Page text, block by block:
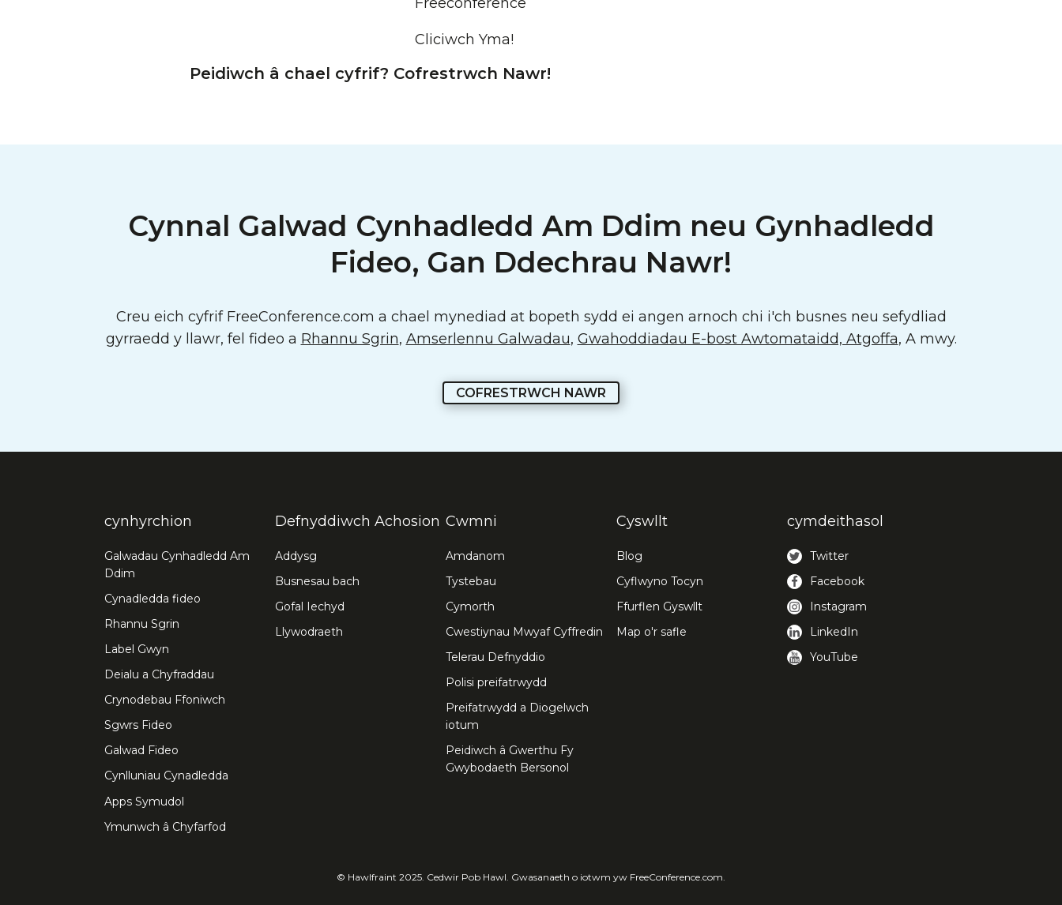
Cliciwch Yma!
Peidiwch â chael cyfrif? Cofrestrwch Nawr!
Cynnal Galwad Cynhadledd Am Ddim neu Gynhadledd
Fideo, Gan Ddechrau Nawr!
Creu eich cyfrif FreeConference.com a chael mynediad at bopeth sydd ei angen arnoch chi i'ch busnes neu sefydliad
gyrraedd y llawr, fel fideo a Rhannu Sgrin, Amserlennu Galwadau, Gwahoddiadau E-bost Awtomataidd, Atgoffa, A mwy.
COFRESTRWCH NAWR
cynhyrchion
Galwadau Cynhadledd Am
Ddim
Cynadledda fideo
Rhannu Sgrin
Label Gwyn
Deialu a Chyfraddau
Crynodebau Ffoniwch
Sgwrs Fideo
Galwad Fideo
Cynlluniau Cynadledda
Apps Symudol
Ymunwch â Chyfarfod
Defnyddiwch Achosion
Addysg
Busnesau bach
Gofal Iechyd
Llywodraeth
Cwmni
Amdanom
Tystebau
Cymorth
Cwestiynau Mwyaf Cyffredin
Telerau Defnyddio
Polisi preifatrwydd
Preifatrwydd a Diogelwch
iotum
Peidiwch â Gwerthu Fy
Gwybodaeth Bersonol
Cyswllt
Blog
Cyflwyno Tocyn
Ffurflen Gyswllt
Map o'r safle
cymdeithasol
Twitter
Facebook
Instagram
LinkedIn
YouTube
© Hawlfraint 2025. Cedwir Pob Hawl. Gwasanaeth o iotwm yw FreeConference.com.